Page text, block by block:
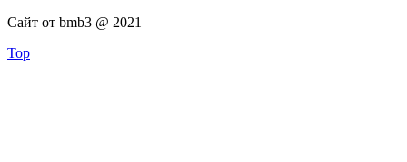
Сайт от bmb3 @ 2021
Top